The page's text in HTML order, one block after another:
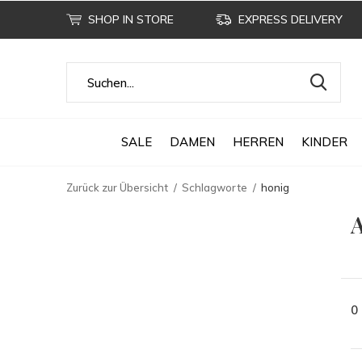
SALE DAMEN HERREN KINDER
SHOP IN STORE EXPRESS DELIVERY
Zurück zur Übersicht Schlagworte honig
0